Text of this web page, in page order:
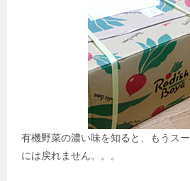
有機野菜の濃い味を知ると、もうス
には戻れません。。。